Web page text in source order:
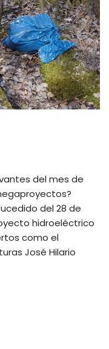
del mes de
del 28 de
hidroeléctrico
como el
José Hilario